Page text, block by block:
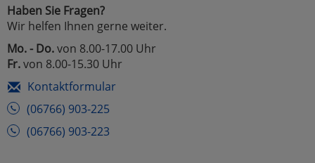
Haben Sie Fragen?
Wir helfen Ihnen gerne weiter.
Mo. - Do.von 8.00-17.00 Uhr
Fr.von 8.00-15.30 Uhr
Kontaktformular
(06766) 903-225
(06766) 903-223
Alle Akzeptieren
Cookies
Einstellungen speichern